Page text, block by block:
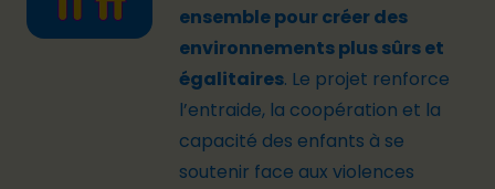
ensemble pour créer des
environnements plus sûrs et
égalitaires. Le projet renforce
l’entraide, la coopération et la
capacité des enfants à se
soutenir face aux violences